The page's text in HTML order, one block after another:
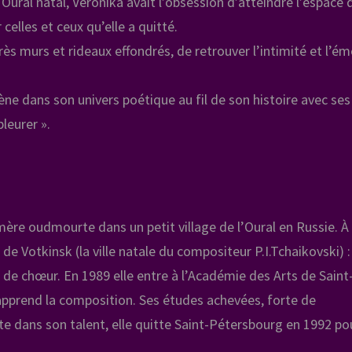
et ceux qu’elle a quitté.
murs et rideaux effondrés, de retrouver l’intimité et
dans son univers poétique au fil de son histoire avec ses
».
oudmourte dans un petit village de l’Oural en Russie. À
Votkinsk (la ville natale du compositeur P.I.Tchaikovski) :
chœur. En 1989 elle entre à l’Académie des Arts de
la composition. Ses études achevées, forte de
dans son talent, elle quitte Saint-Pétersbourg en 1992